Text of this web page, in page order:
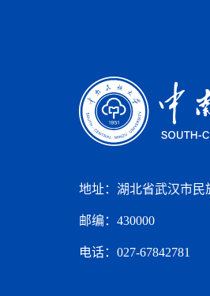
地址：湖北省武汉市民
邮编：430000
电话：027-67842781